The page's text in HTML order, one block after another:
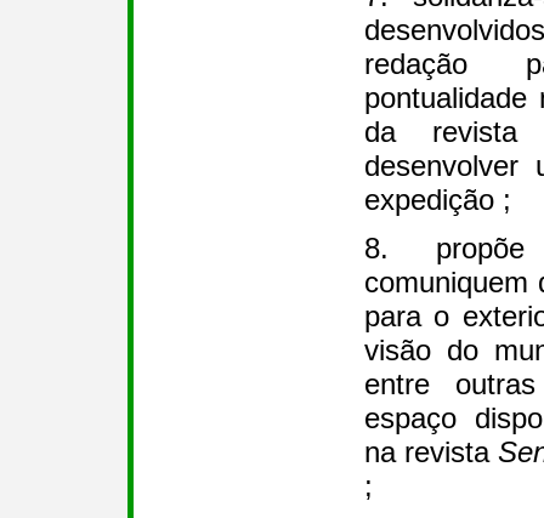
redação
pontualidade
da
desenvolver
expedição ;
8.
comuniquem
para o
visão do
entre
espaço
na revista
;